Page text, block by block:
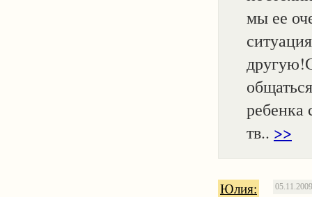
мы ее
ребенка
тв.. >>
Юлия: 05.11.2009